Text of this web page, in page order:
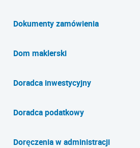
Dokumenty zamówienia
Dom maklerski
Doradca inwestycyjny
Doradca podatkowy
Doręczenia w administracji